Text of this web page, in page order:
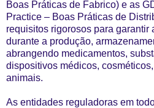
Boas Práticas de Fabrico) e as
Practice – Boas Práticas de
requisitos rigorosos para garantir
durante a produção,
abrangendo medicamentos,
dispositivos médicos,
animais.
As entidades reguladoras em